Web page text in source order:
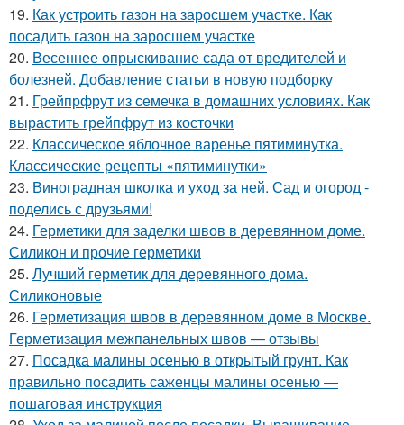
19. Как устроить газон на заросшем участке. Как
посадить газон на заросшем участке
20. Весеннее опрыскивание сада от вредителей и
болезней. Добавление статьи в новую подборку
21. Грейпрфрут из семечка в домашних условиях. Как
вырастить грейпфрут из косточки
22. Классическое яблочное варенье пятиминутка.
Классические рецепты «пятиминутки»
23. Виноградная школка и уход за ней. Сад и огород -
поделись с друзьями!
24. Герметики для заделки швов в деревянном доме.
Силикон и прочие герметики
25. Лучший герметик для деревянного дома.
Силиконовые
26. Герметизация швов в деревянном доме в Москве.
Герметизация межпанельных швов — отзывы
27. Посадка малины осенью в открытый грунт. Как
правильно посадить саженцы малины осенью —
пошаговая инструкция